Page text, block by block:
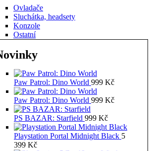
Ovladače
Sluchátka, headsety
Konzole
Ostatní
Paw Patrol: Dino World 999 Kč
Paw Patrol: Dino World 999 Kč
PS BAZAR: Starfield 999 Kč
Playstation Portal Midnight Black 5
399 Kč